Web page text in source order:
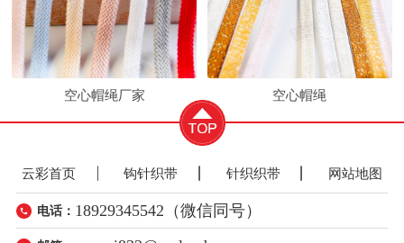
空心帽绳厂家 空心帽绳
云彩首页 钩针织带 针织织带 网站地图
电话： 18929345542（微信同号）